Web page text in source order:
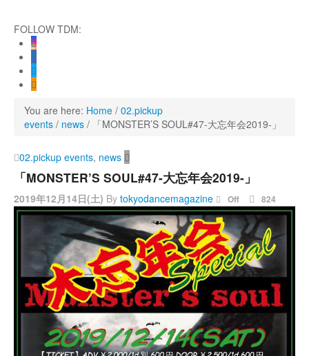
奈川芸術劇場『未練の幽霊と怪物―「珊瑚」「円山町」―』
ンス公演『ANTENNA』 Produced by YOH UENO
‒ sensorial」
SHOW FINAL 2DAYS
ポート！
FOLLOW TDM:
You are here: Home / 02.pickup
events / news / 「MONSTER’S SOUL#47-大忘年会2019-」
02.pickup events, news
「MONSTER’S SOUL#47-大忘年会2019-」
2019年12月14日(土) By tokyodancemagazine Off 824